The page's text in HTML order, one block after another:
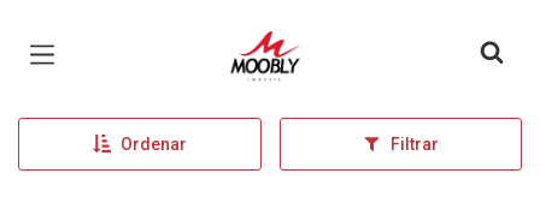
Página inicial
Ordenar Filtrar